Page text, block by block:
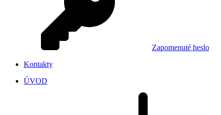
Zapomenuté heslo
Kontakty
ÚVOD